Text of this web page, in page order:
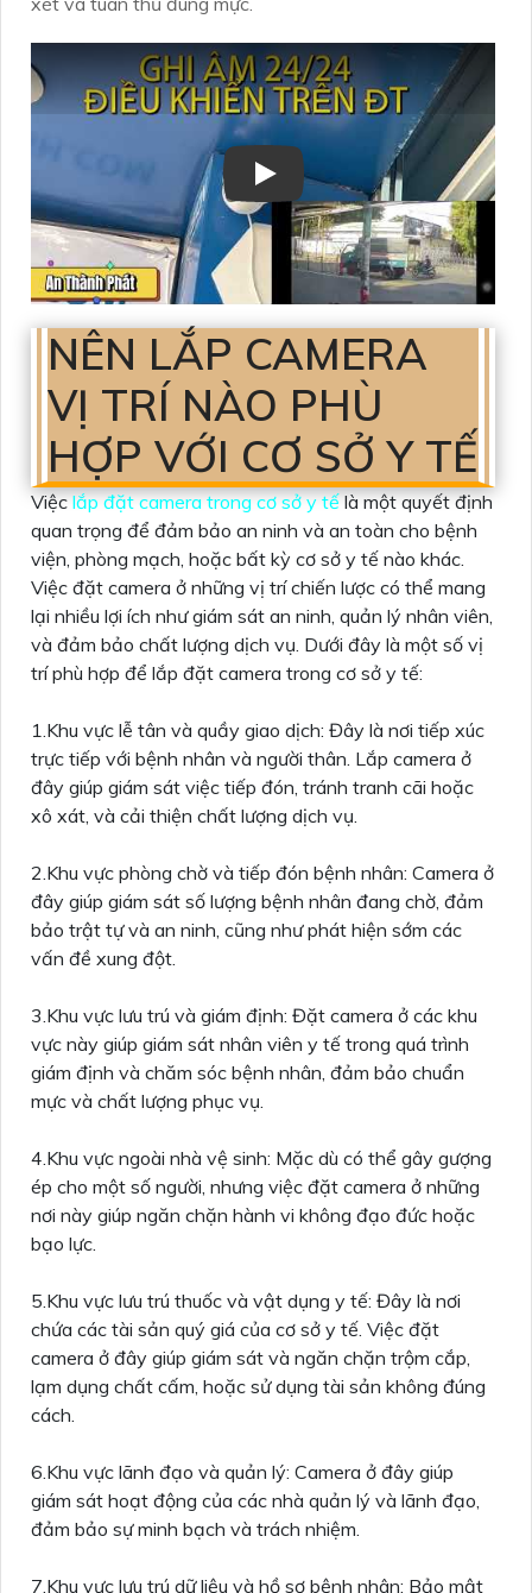
NÊN LẮP CAMERA
VỊ TRÍ NÀO PHÙ
HỢP VỚI CƠ SỞ Y TẾ
Việclắp đặt camera trong cơ sở y tếlà một quyết định
quan trọng để đảm bảo an ninh và an toàn cho bệnh
viện, phòng mạch, hoặc bất kỳ cơ sở y tế nào khác.
Việc đặt camera ở những vị trí chiến lược có thể mang
lại nhiều lợi ích như giám sát an ninh, quản lý nhân viên,
và đảm bảo chất lượng dịch vụ. Dưới đây là một số vị
trí phù hợp để lắp đặt camera trong cơ sở y tế:
1.Khu vực lễ tân và quầy giao dịch: Đây là nơi tiếp xúc
trực tiếp với bệnh nhân và người thân. Lắp camera ở
đây giúp giám sát việc tiếp đón, tránh tranh cãi hoặc
xô xát, và cải thiện chất lượng dịch vụ.
2.Khu vực phòng chờ và tiếp đón bệnh nhân: Camera ở
đây giúp giám sát số lượng bệnh nhân đang chờ, đảm
bảo trật tự và an ninh, cũng như phát hiện sớm các
vấn đề xung đột.
3.Khu vực lưu trú và giám định: Đặt camera ở các khu
vực này giúp giám sát nhân viên y tế trong quá trình
giám định và chăm sóc bệnh nhân, đảm bảo chuẩn
mực và chất lượng phục vụ.
4.Khu vực ngoài nhà vệ sinh: Mặc dù có thể gây gượng
ép cho một số người, nhưng việc đặt camera ở những
nơi này giúp ngăn chặn hành vi không đạo đức hoặc
bạo lực.
5.Khu vực lưu trú thuốc và vật dụng y tế: Đây là nơi
chứa các tài sản quý giá của cơ sở y tế. Việc đặt
camera ở đây giúp giám sát và ngăn chặn trộm cắp,
lạm dụng chất cấm, hoặc sử dụng tài sản không đúng
cách.
6.Khu vực lãnh đạo và quản lý: Camera ở đây giúp
giám sát hoạt động của các nhà quản lý và lãnh đạo,
đảm bảo sự minh bạch và trách nhiệm.
7.Khu vực lưu trú dữ liệu và hồ sơ bệnh nhân: Bảo mật